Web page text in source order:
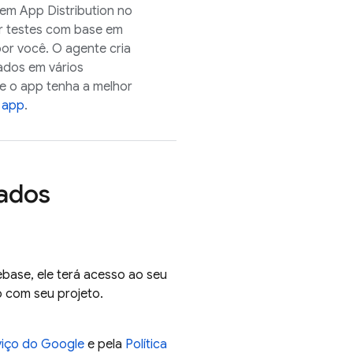
App Distribution no
testes com base em
você. O agente cria
em vários
o app tenha a melhor
.
ele terá acesso ao seu
com seu projeto.
do Googlee pela Política